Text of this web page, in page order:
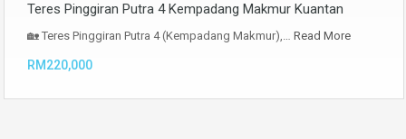
Teres Pinggiran Putra 4 Kempadang Makmur Kuantan
🏡 Teres Pinggiran Putra 4 (Kempadang Makmur),… Read More
RM220,000